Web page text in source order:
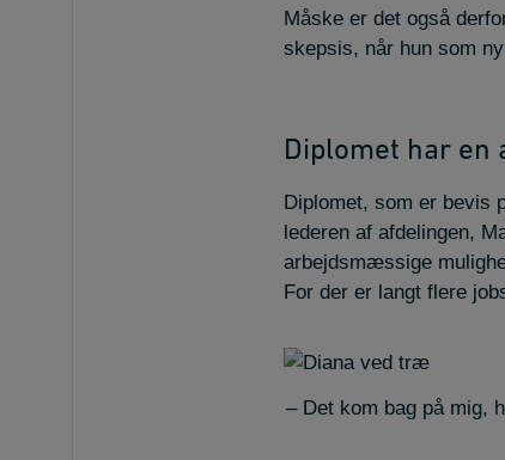
Måske er det også
skepsis, når hun som
Diplomet har
Diplomet, som er bevis
lederen af afdelingen,
arbejdsmæssige
For der er langt flere
– Det kom bag på mig,